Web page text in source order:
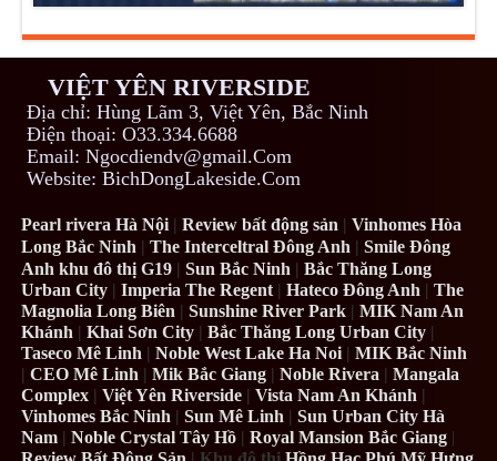
VIỆT YÊN RIVERSIDE
Địa chỉ: Hùng Lãm 3, Việt Yên, Bắc Ninh
Điện thoại: O33.334.6688
Email: Ngocdiendv@gmail.Com
Website: BichDongLakeside.Com
Pearl rivera Hà Nội |Review bất động sản |Vinhomes Hòa
Long Bắc Ninh |The Interceltral Đông Anh |Smile Đông
Anh khu đô thị G19 |Sun Bắc Ninh |Bắc Thăng Long
Urban City |Imperia The Regent |Hateco Đông Anh |The
Magnolia Long Biên |Sunshine River Park |MIK Nam An
Khánh |Khai Sơn City |Bắc Thăng Long Urban City |
Taseco Mê Linh |Noble West Lake Ha Noi | MIK Bắc Ninh
|CEO Mê Linh |Mik Bắc Giang |Noble Rivera |Mangala
Complex |Việt Yên Riverside |Vista Nam An Khánh |
Vinhomes Bắc Ninh |Sun Mê Linh |Sun Urban City Hà
Nam | Noble Crystal Tây Hồ |Royal Mansion Bắc Giang |